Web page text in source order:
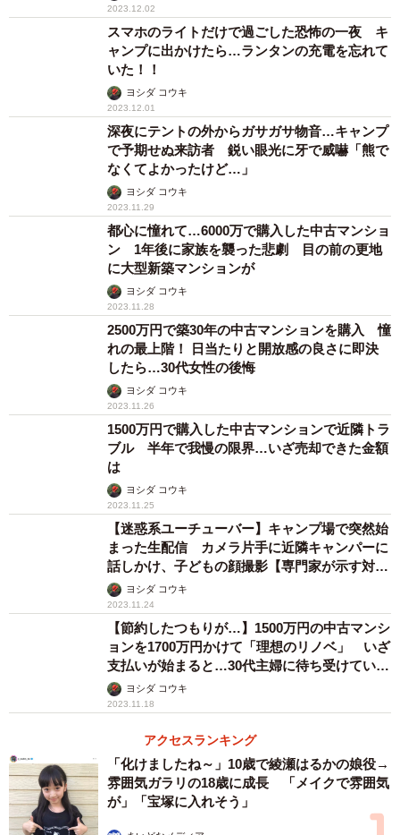
2023.12.02
スマホのライトだけで過ごした恐怖の一夜 キ
ャンプに出かけたら…ランタンの充電を忘れて
いた！！
ヨシダ コウキ
2023.12.01
深夜にテントの外からガサガサ物音…キャンプ
で予期せぬ来訪者 鋭い眼光に牙で威嚇「熊で
なくてよかったけど…」
ヨシダ コウキ
2023.11.29
都心に憧れて…6000万で購入した中古マンショ
ン 1年後に家族を襲った悲劇 目の前の更地
に大型新築マンションが
ヨシダ コウキ
2023.11.28
2500万円で築30年の中古マンションを購入 憧
れの最上階！ 日当たりと開放感の良さに即決
したら…30代女性の後悔
ヨシダ コウキ
2023.11.26
1500万円で購入した中古マンションで近隣トラ
ブル 半年で我慢の限界…いざ売却できた金額
は
ヨシダ コウキ
2023.11.25
【迷惑系ユーチューバー】キャンプ場で突然始
まった生配信 カメラ片手に近隣キャンパーに
話しかけ、子どもの顔撮影【専門家が示す対応
策は】ヨシダ コウキ
2023.11.24
【節約したつもりが…】1500万円の中古マンシ
ョンを1700万円かけて「理想のリノベ」 いざ
支払いが始まると…30代主婦に待ち受けてい
た“倹約生活”
ヨシダ コウキ
2023.11.18
状態 キャンプ場で困ったマナー違反…どうす
ればいい？【アウトドア専門家に聞く】
ヨシダ コウキ
2023.11.17
「かっこいいホワイトな外観が…」岐阜県で約